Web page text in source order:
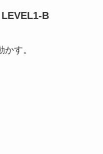
LEVEL1-B
す。